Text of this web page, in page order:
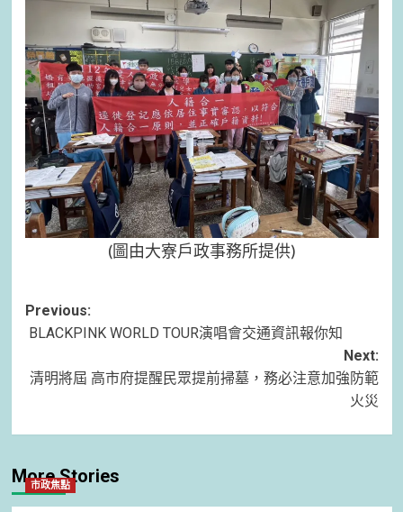
(圖由大寮戶政事務所提供)
Post
navigation
Previous:
BLACKPINK WORLD TOUR演唱會交通資訊報你知
Next:
清明將屆 高市府提醒民眾提前掃墓，務必注意加強防範
火災
More Stories
市政焦點